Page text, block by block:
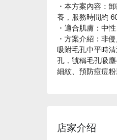
・本方案內容：
養，服務時間約 60
・適合肌膚：中
・方案介紹：非
吸附毛孔中平時
孔，號稱毛孔吸
細紋、預防痘痘
店家介绍